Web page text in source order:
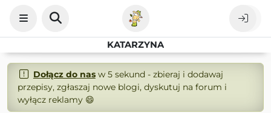
KATARZYNA
Dołącz do nasw 5 sekund - zbieraj i dodawaj
przepisy, zgłaszaj nowe blogi, dyskutuj na forum i
wyłącz reklamy 😄